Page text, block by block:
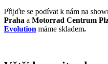
Přijďte se podívat k nám na
Praha a Motorrad Centrum
Evolution máme skladem.